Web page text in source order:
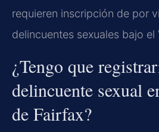
requieren inscripción de por
delincuentes sexuales bajo el
¿Tengo que
delincuente sexual
de Fairfax?